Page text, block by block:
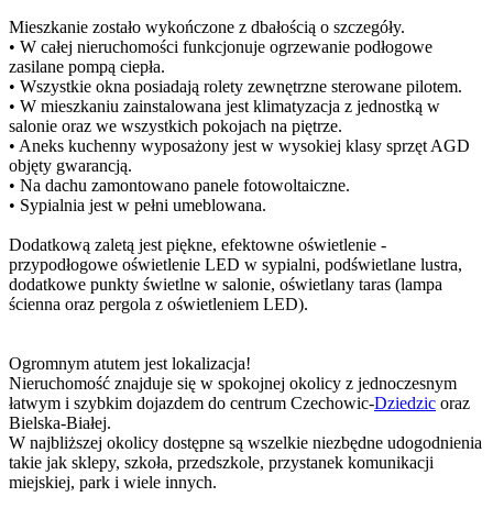
Mieszkanie zostało wykończone z dbałością o szczegóły.
• W całej nieruchomości funkcjonuje ogrzewanie podłogowe
zasilane pompą ciepła.
• Wszystkie okna posiadają rolety zewnętrzne sterowane pilotem.
• W mieszkaniu zainstalowana jest klimatyzacja z jednostką w
salonie oraz we wszystkich pokojach na piętrze.
• Aneks kuchenny wyposażony jest w wysokiej klasy sprzęt AGD
objęty gwarancją.
• Na dachu zamontowano panele fotowoltaiczne.
• Sypialnia jest w pełni umeblowana.
Dodatkową zaletą jest piękne, efektowne oświetlenie -
przypodłogowe oświetlenie LED w sypialni, podświetlane lustra,
dodatkowe punkty świetlne w salonie, oświetlany taras (lampa
ścienna oraz pergola z oświetleniem LED).
Ogromnym atutem jest lokalizacja!
Nieruchomość znajduje się w spokojnej okolicy z jednoczesnym
łatwym i szybkim dojazdem do centrum Czechowic-Dziedzic oraz
Bielska-Białej.
W najbliższej okolicy dostępne są wszelkie niezbędne udogodnienia
takie jak sklepy, szkoła, przedszkole, przystanek komunikacji
miejskiej, park i wiele innych.